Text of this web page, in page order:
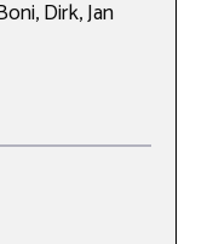
Dirk, Jan